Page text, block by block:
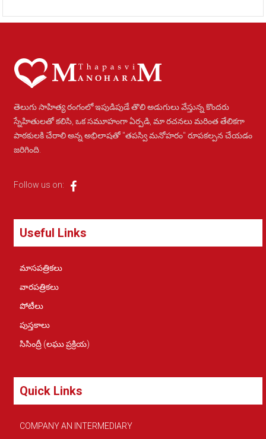
తెలుగు సాహిత్య రంగంలో ఇపుడిపుడే తొలి అడుగులు వేస్తున్న కొందరు
స్నేహితులతో కలిసి, ఒక సమూహంగా ఏర్పడి, మా రచనలు మరింత తేలికగా
పాఠకులకి చేరాలి అన్న అభిలాషతో "తపస్వి మనోహరం" రూపకల్పన చేయడం
జరిగింది.
Follow us on:
Useful Links
మాసపత్రికలు
వారపత్రికలు
పోటీలు
పుస్తకాలు
సిసింద్రీ (లఘు ప్రక్రియ)
Quick Links
COMPANY AN INTERMEDIARY